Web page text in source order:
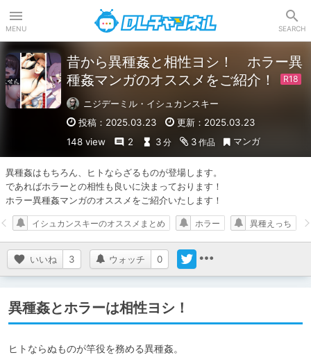
MENU SEARCH
昔から異種姦と相性ヨシ！ ホラー異
種姦マンガのオススメをご紹介！
ニジデーミル・イシュカンスキー
投稿：2025.03.23
更新：2025.03.23
148 view
2 3 分 3 作品 マンガ
異種姦はもちろん、ヒトならざるものが登場します。
であればホラーとの相性も良いに決まっております！
ホラー異種姦マンガのオススメをご紹介いたします！
いいね 3 ウォッチ 0
イシュカンスキーのオススメまとめ ホラー 異種えっち
異種姦とホラーは相性ヨシ！
ヒトならぬものが竿役を務める異種姦。